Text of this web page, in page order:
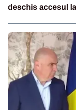
deschis accesul